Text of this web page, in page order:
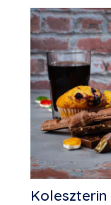
Koleszterin